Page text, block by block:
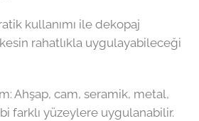
kullanımı ile dekopaj
rahatlıkla uygulayabileceği
Ahşap, cam, seramik, metal,
farklı yüzeylere uygulanabilir.